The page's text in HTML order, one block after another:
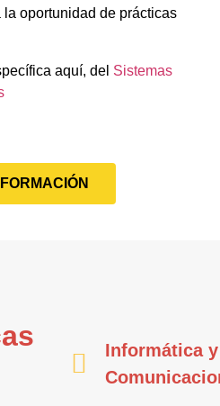
oportunidad de prácticas
aquí, del Sistemas
Informática y